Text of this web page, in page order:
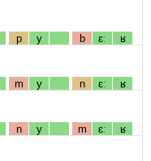
p y b ɛː ʁ
m y n ɛː ʁ
n y m ɛː ʁ